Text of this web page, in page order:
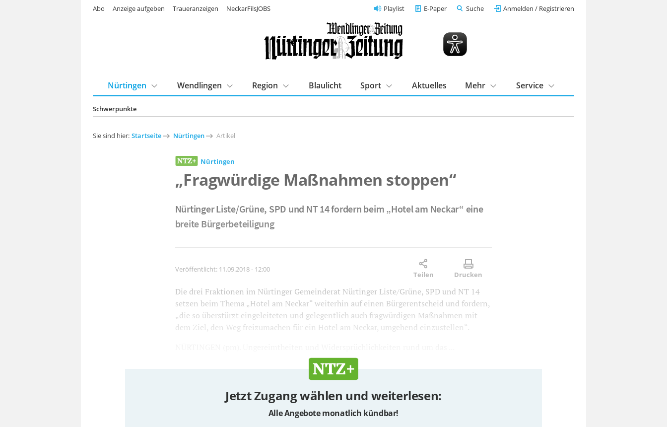
Playlist E-Paper Suche Anmelden / Registrieren
Schwerpunkte
Nürtingen Wendlingen Region Blaulicht Sport Aktuelles Mehr Service
Abo Anzeige aufgeben Traueranzeigen NeckarFilsJOBS
Sie sind hier: Startseite Nürtingen Artikel
Nürtingen
„Fragwürdige Maßnahmen stoppen“
Nürtinger Liste/Grüne, SPD und NT 14 fordern beim „Hotel am Neckar“ eine
breite Bürgerbeteiligung
Veröffentlicht: 11.09.2018 - 12:00
Teilen Drucken
Die drei Fraktionen im Nürtinger Gemeinderat Nürtinger Liste/Grüne, SPD und NT 14
setzen beim Thema „Hotel am Neckar“ weiterhin auf einen Bürgerentscheid und fordern,
„die so überstürzt eingeleiteten und gelegentlich auch fragwürdigen Maßnahmen mit
dem Ziel, den Weg freizumachen für ein Hotel am Neckar, umgehend einzustellen“.
Jetzt Zugang wählen und weiterlesen:
Alle Angebote monatlich kündbar!